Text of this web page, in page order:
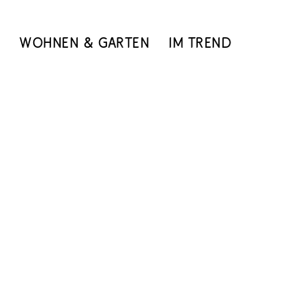
Wohnen & Garten Im Trend